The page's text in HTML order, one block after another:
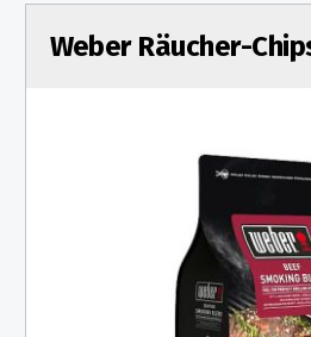
Weber Räucher-